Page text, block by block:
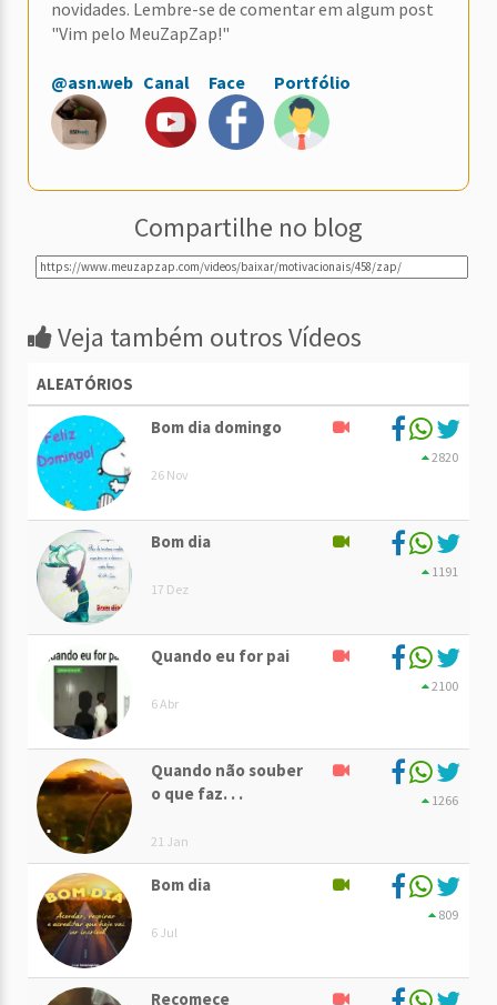
novidades. Lembre-se de comentar em algum post
"Vim pelo MeuZapZap!"
@asn.web Canal Face Portfólio
Compartilhe no blog
Veja também outros Vídeos
ALEATÓRIOS
Bom dia domingo
26 Nov
2820
Bom dia
17 Dez
1191
Quando eu for pai
6 Abr
2100
Quando não souber
o que faz. . .
21 Jan
1266
Bom dia
6 Jul
809
Recomece